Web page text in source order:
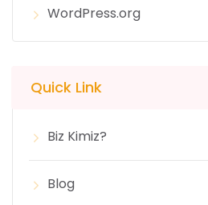
WordPress.org
Quick Link
Biz Kimiz?
Blog